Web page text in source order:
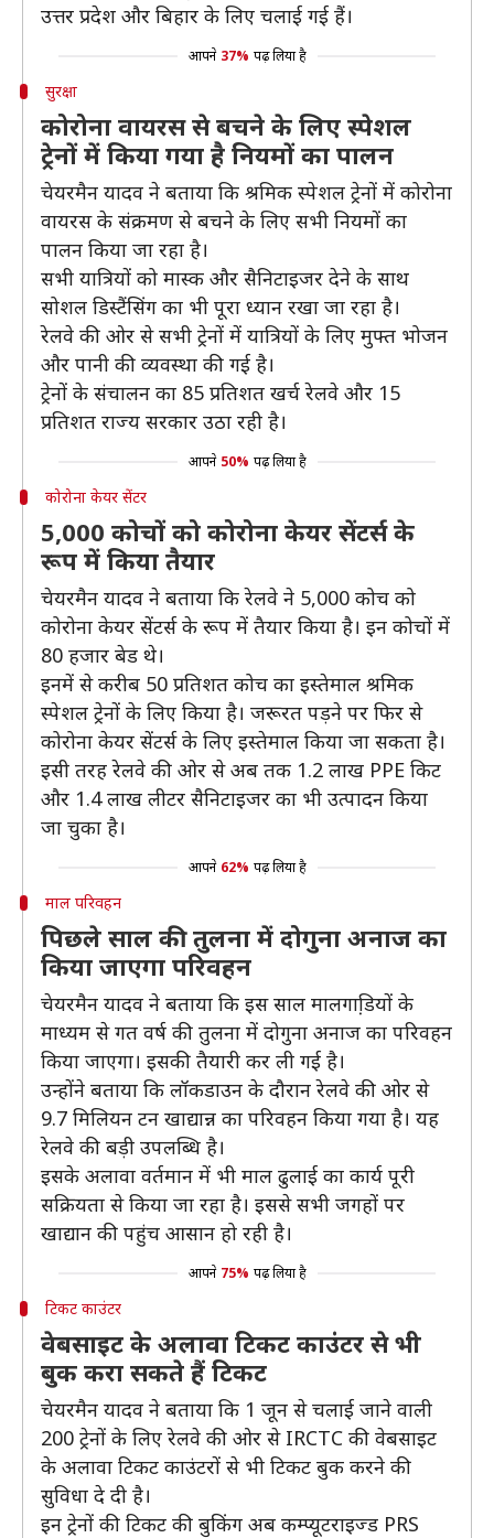
उत्तर प्रदेश और बिहार के लिए चलाई गई हैं।
आपने 37% पढ़ लिया है
सुरक्षा
कोरोना वायरस से बचने के लिए स्पेशल
ट्रेनों में किया गया है नियमों का पालन
चेयरमैन यादव ने बताया कि श्रमिक स्पेशल ट्रेनों में कोरोना
वायरस के संक्रमण से बचने के लिए सभी नियमों का
पालन किया जा रहा है।
सभी यात्रियों को मास्क और सैनिटाइजर देने के साथ
सोशल डिस्टैंसिंग का भी पूरा ध्यान रखा जा रहा है।
रेलवे की ओर से सभी ट्रेनों में यात्रियों के लिए मुफ्त भोजन
और पानी की व्यवस्था की गई है।
ट्रेनों के संचालन का 85 प्रतिशत खर्च रेलवे और 15
प्रतिशत राज्य सरकार उठा रही है।
आपने 50% पढ़ लिया है
कोरोना केयर सेंटर
5,000 कोचों को कोरोना केयर सेंटर्स के
रूप में किया तैयार
चेयरमैन यादव ने बताया कि रेलवे ने 5,000 कोच को
कोरोना केयर सेंटर्स के रूप में तैयार किया है। इन कोचों में
80 हजार बेड थे।
इनमें से करीब 50 प्रतिशत कोच का इस्तेमाल श्रमिक
स्पेशल ट्रेनों के लिए किया है। जरूरत पड़ने पर फिर से
कोरोना केयर सेंटर्स के लिए इस्तेमाल किया जा सकता है।
इसी तरह रेलवे की ओर से अब तक 1.2 लाख PPE किट
और 1.4 लाख लीटर सैनिटाइजर का भी उत्पादन किया
जा चुका है।
आपने 62% पढ़ लिया है
माल परिवहन
पिछले साल की तुलना में दोगुना अनाज का
किया जाएगा परिवहन
चेयरमैन यादव ने बताया कि इस साल मालगाडि़यों के
माध्यम से गत वर्ष की तुलना में दोगुना अनाज का परिवहन
किया जाएगा। इसकी तैयारी कर ली गई है।
उन्होंने बताया कि लॉकडाउन के दौरान रेलवे की ओर से
9.7 मिलियन टन खाद्यान्न का परिवहन किया गया है। यह
रेलवे की बड़ी उपलब्धि है।
इसके अलावा वर्तमान में भी माल ढुलाई का कार्य पूरी
सक्रियता से किया जा रहा है। इससे सभी जगहों पर
खाद्यान की पहुंच आसान हो रही है।
आपने 75% पढ़ लिया है
टिकट काउंटर
वेबसाइट के अलावा टिकट काउंटर से भी
बुक करा सकते हैं टिकट
चेयरमैन यादव ने बताया कि 1 जून से चलाई जाने वाली
200 ट्रेनों के लिए रेलवे की ओर से IRCTC की वेबसाइट
के अलावा टिकट काउंटरों से भी टिकट बुक करने की
सुविधा दे दी है।
इन ट्रेनों की टिकट की बुकिंग अब कम्प्यूटराइज्ड PRS